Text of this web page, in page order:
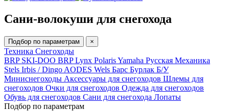
Сани-волокуши для снегохода
Подбор по параметрам ×
Техника Снегоходы
BRP SKI-DOO BRP Lynx PolarisYamaha Русская Механика
Stels Irbis / Dingo AODES Wels Барс Бурлак Б/У
Миниснегоходы Аксессуары для снегоходов Шлемы для
снегоходов Очки для снегоходов Одежда для снегоходов
Обувь для снегоходов Сани для снегохода Лопаты
Подбор по параметрам